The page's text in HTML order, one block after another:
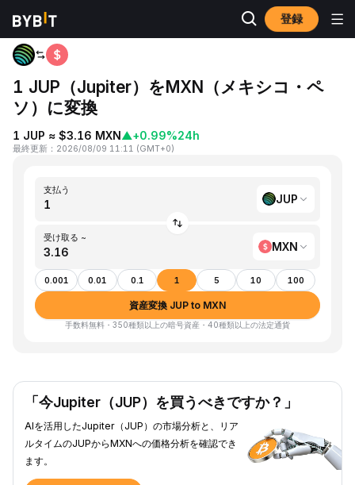
登録
ホーム JUP to MXN
1 JUP（Jupiter）をMXN（メキシコ・ペ
ソ）に変換
1 JUP ≈ $3.16 MXN▲+0.99%24h
最終更新 ： 2026/08/09 11:11 (GMT+0)
支払う
JUP
受け取る ~
MXN
0.001 0.01 0.1 1 5 10 100
資産変換 JUP to MXN
手数料無料・350種類以上の暗号資産・40種類以上の法定通貨
「今Jupiter（JUP）を買うべきですか？」
AIを活用したJupiter（JUP）の市場分析と、リア
ルタイムのJUPからMXNへの価格分析を確認でき
ます。